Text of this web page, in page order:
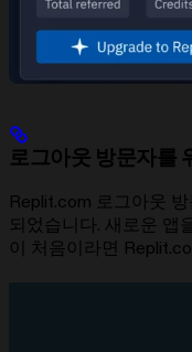
로그아웃 방문자를
Replit.com 로그아웃
되었습니다. 새로운 앱
이 처음이라면